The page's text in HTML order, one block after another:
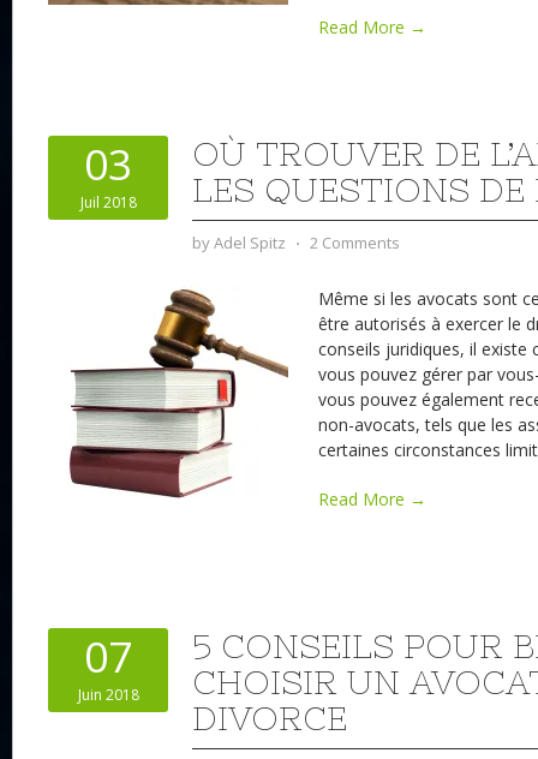
Read More →
03
Juil 2018
OÙ TROUVER DE
LES QUESTIONS DE
byAdel Spitz ⋅ 2 Comments
Même si les avocats sont
être autorisés à exercer le
conseils juridiques, il existe
vous pouvez gérer par
vous pouvez également
non-avocats, tels que les
certaines circonstances
Read More →
07
Juin 2018
5 CONSEILS POUR
CHOISIR UN
DIVORCE